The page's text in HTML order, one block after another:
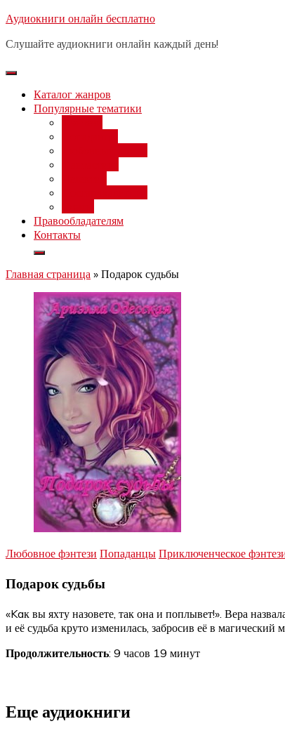
Перейти
содержимому
Аудиокниги онлайн бесплатно
Слушайте аудиокниги онлайн каждый день!
Каталог жанров
Популярные тематики
Правообладателям
Контакты
Главная страница » Подарок судьбы
Любовное фэнтези Попаданцы Приключенческое
Подарок судьбы
«Kaк вы яхту назовете, так она и поплывет!». Вера
и её судьба круто изменилась, забросив её в магический
Продолжительность: 9 часов 19 минут
Еще аудиокниги